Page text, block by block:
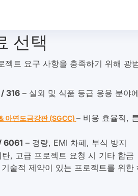
선택
젝트 요구 사항을 충족하기 위해 광
아연도금강판 (SGCC)
, 고급 프로젝트 요청 시 기타 합금
술적 제약이 있는 프로젝트를 위한